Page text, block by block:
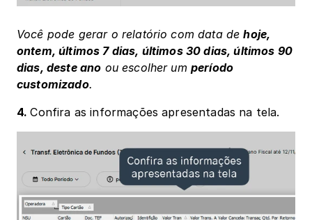
Você pode gerar o relatório com data de hoje,
ontem, últimos 7 dias, últimos 30 dias, últimos 90
dias, deste ano ou escolher um período
customizado.
4. Confira as informações apresentadas na tela.